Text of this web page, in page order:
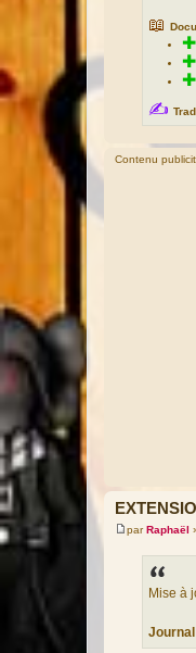
📖
✚
✚
✍
Contenu
M
parRaphaël
Mise à